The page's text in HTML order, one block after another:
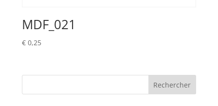
MDF_021
€0,25
Rechercher